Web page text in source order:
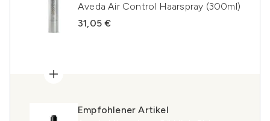
Aveda Air Control Haarspray (300ml)
31,05 €
Empfohlener Artikel